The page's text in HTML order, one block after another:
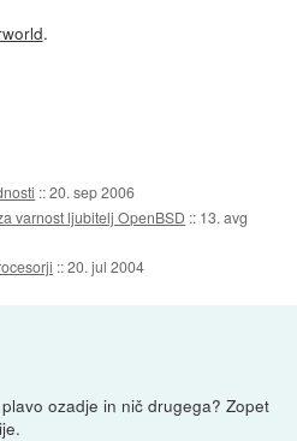
.
::20. sep 2006
varnost ljubitelj OpenBSD :: 13. avg
::20. jul 2004
ozadje in nič drugega? Zopet